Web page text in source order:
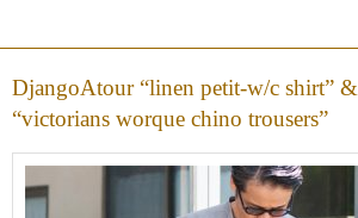
DjangoAtour “linen petit-w/c shirt” &
“victorians worque chino trousers”